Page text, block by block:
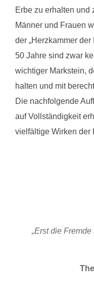
Erbe zu erhalten und
Männer und Frauen
der „Herzkammer der
50 Jahre sind zwar
wichtiger Markstein,
halten und mit
Die nachfolgende
auf Vollständigkeit
vielfältige Wirken der
„Erst die